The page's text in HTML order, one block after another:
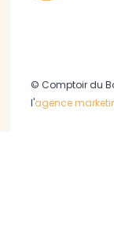
© Comptoir du
l'agence